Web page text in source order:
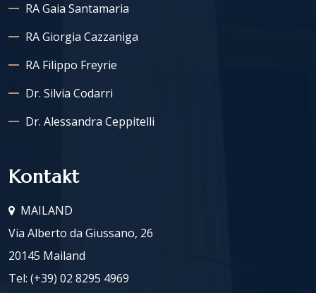
RA Gaia Santamaria
RA Giorgia Cazzaniga
RA Filippo Freyrie
Dr. Silvia Codarri
Dr. Alessandra Ceppitelli
Kontakt
MAILAND
Via Alberto da Giussano, 26
20145 Mailand
Tel: (+39) 02 8295 4969